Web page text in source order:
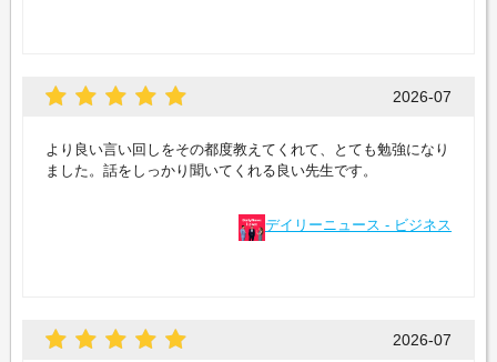
2026-07
より良い言い回しをその都度教えてくれて、とても勉強になり
ました。話をしっかり聞いてくれる良い先生です。
デイリーニュース - ビジネス
2026-07